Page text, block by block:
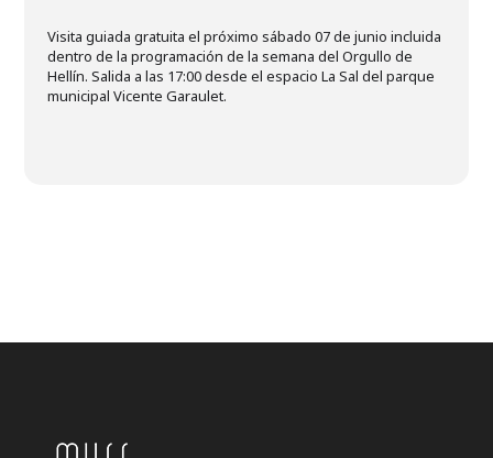
Visita guiada gratuita el próximo sábado 07 de junio incluida
dentro de la programación de la semana del Orgullo de
Hellín. Salida a las 17:00 desde el espacio La Sal del parque
municipal Vicente Garaulet.